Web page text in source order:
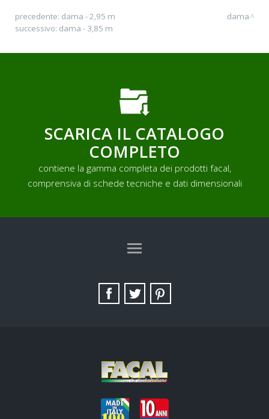
precedente: dama - 2,95 m
successivo: dama - 3,85 m
dama
SCARICA IL CATALOGO
COMPLETO
contiene la gamma completa dei prodotti facal,
comprensiva di schede tecniche e dati dimensionali
SITE MAP